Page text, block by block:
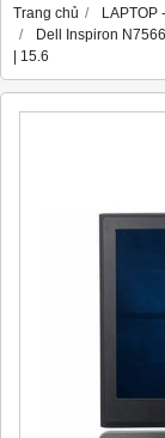
Trang chủ LAPTOP
Dell Inspiron
| 15.6